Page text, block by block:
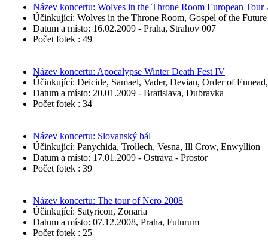
Název koncertu: Wolves in the Throne Room European Tour
Účinkující: Wolves in the Throne Room, Gospel of the Future
Datum a místo: 16.02.2009 - Praha, Strahov 007
Počet fotek : 49
Název koncertu: Apocalypse Winter Death Fest IV
Účinkující: Deicide, Samael, Vader, Devian, Order of
Datum a místo: 20.01.2009 - Bratislava, Dubravka
Počet fotek : 34
Název koncertu: Slovanský bál
Účinkující: Panychida, Trollech, Vesna, Ill Crow, Enwyllion
Datum a místo: 17.01.2009 - Ostrava - Prostor
Počet fotek : 39
Název koncertu: The tour of Nero 2008
Účinkující: Satyricon, Zonaria
Datum a místo: 07.12.2008, Praha, Futurum
Počet fotek : 25